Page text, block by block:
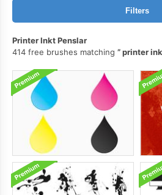
Filters
Printer Inkt Penslar
414 free brushes matching
printer